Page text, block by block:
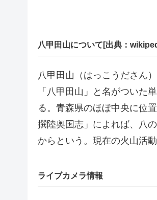
八甲田山について[出典：
八甲田山（はっこうださん
「八甲田山」と名がついた
る。青森県のほぼ中央に位
撰陸奥国志」によれば、八
からという。現在の火山活
ライブカメラ情報